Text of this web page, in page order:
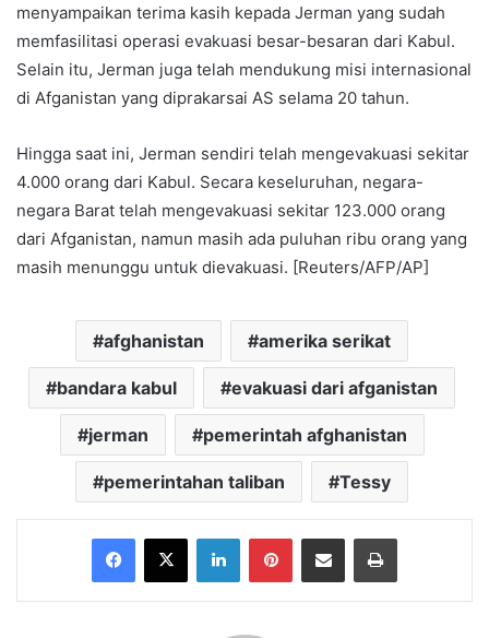
menyampaikan terima kasih kepada Jerman yang sudah
memfasilitasi operasi evakuasi besar-besaran dari Kabul.
Selain itu, Jerman juga telah mendukung misi internasional
di Afganistan yang diprakarsai AS selama 20 tahun.
Hingga saat ini, Jerman sendiri telah mengevakuasi sekitar
4.000 orang dari Kabul. Secara keseluruhan, negara-
negara Barat telah mengevakuasi sekitar 123.000 orang
dari Afganistan, namun masih ada puluhan ribu orang yang
masih menunggu untuk dievakuasi. [Reuters/AFP/AP]
afghanistan amerika serikat
bandara kabul evakuasi dari afganistan
jerman pemerintah afghanistan
pemerintahan taliban Tessy
Facebook
X LinkedInPinterestShare via Email Print